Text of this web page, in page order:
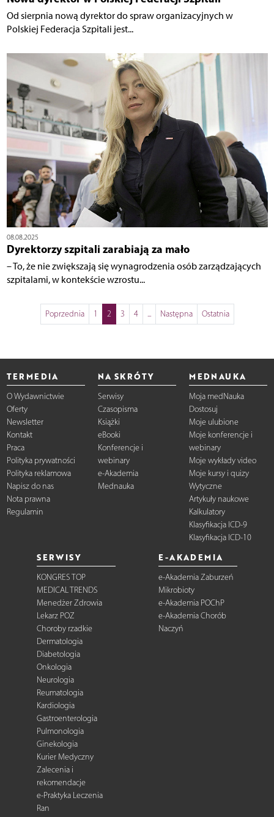
Od sierpnia nową dyrektor do spraw organizacyjnych w
Polskiej Federacja Szpitali jest...
08.08.2025
Dyrektorzy szpitali zarabiają za mało
– To, że nie zwiększają się wynagrodzenia osób zarządzających
szpitalami, w kontekście wzrostu...
Poprzednia 1 2 3 4 ... Następna Ostatnia
TERMEDIA
O Wydawnictwie
Oferty
Newsletter
Kontakt
Praca
Polityka prywatności
Polityka reklamowa
Napisz do nas
Nota prawna
Regulamin
NA SKRÓTY
Serwisy
Czasopisma
Książki
eBooki
Konferencje i
webinary
e-Akademia
Mednauka
MEDNAUKA
Moja medNauka
Dostosuj
Moje ulubione
Moje konferencje i
webinary
Moje wykłady video
Moje kursy i quizy
Wytyczne
Artykuły naukowe
Kalkulatory
Klasyfikacja ICD-9
Klasyfikacja ICD-10
SERWISY
KONGRES TOP
MEDICAL TRENDS
Menedżer Zdrowia
Lekarz POZ
Choroby rzadkie
Dermatologia
Diabetologia
Onkologia
Neurologia
Reumatologia
Kardiologia
Gastroenterologia
Pulmonologia
Ginekologia
Kurier Medyczny
Zalecenia i
rekomendacje
e-Praktyka Leczenia
Ran
E-AKADEMIA
e-Akademia Zaburzeń
Mikrobioty
e-Akademia POChP
e-Akademia Chorób
Naczyń